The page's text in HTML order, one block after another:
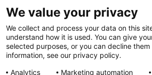
Become a Partner
Integrations Directory
Partners Directory
We value your privacy
We collect and process your data on this
understand how it is used. You can give
selected purposes, or you can decline them
information, see our privacy policy.
Analytics
Marketing automation